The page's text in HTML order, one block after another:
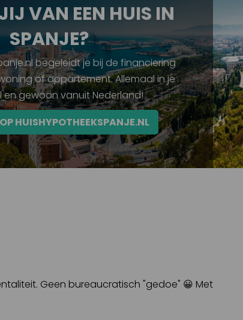
VAN EEN HUIS IN
SPANJE?
begeleidt je bij de financiering
of appartement. Allemaal in je
en gewoon vanuit Nederland!
OP HUISHYPOTHEEKSPANJE.NL
Geen bureaucratisch "gedoe" 😀 Met